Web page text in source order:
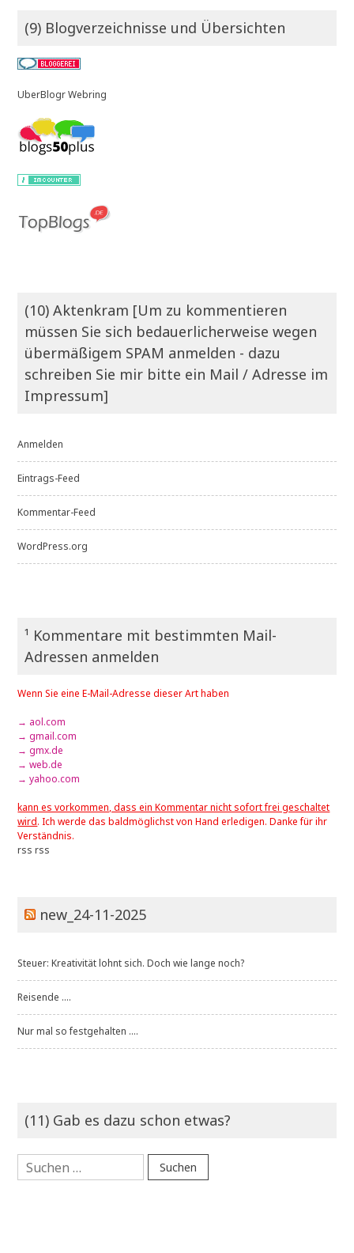
(9) Blogverzeichnisse und Übersichten
UberBlogr Webring
(10) Aktenkram [Um zu kommentieren
müssen Sie sich bedauerlicherweise wegen
übermäßigem SPAM anmelden - dazu
schreiben Sie mir bitte ein Mail / Adresse im
Impressum]
Anmelden
Eintrags-Feed
Kommentar-Feed
WordPress.org
¹ Kommentare mit bestimmten Mail-
Adressen anmelden
Wenn Sie eine E-Mail-Adresse dieser Art haben
→ aol.com
→ gmail.com
→ gmx.de
→ web.de
→ yahoo.com
kann es vorkommen, dass ein Kommentar nicht sofort frei geschaltet
wird. Ich werde das baldmöglichst von Hand erledigen. Danke für ihr
Verständnis.
rss rss
new_24-11-2025
Steuer: Kreativität lohnt sich. Doch wie lange noch?
Reisende ....
Nur mal so festgehalten ....
(11) Gab es dazu schon etwas?
Suchen
nach: